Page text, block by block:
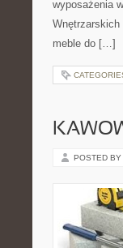
wyposażenia
Wnętrzarskich
meble do […]
POSTED BY